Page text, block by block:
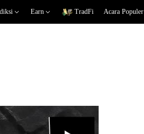
Earn TradFi Acara Populer